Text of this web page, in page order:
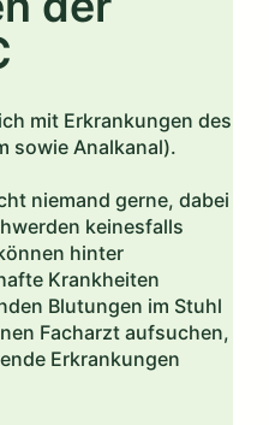
mit Erkrankungen des
sowie Analkanal).
niemand gerne, dabei
keinesfalls
hinter
Krankheiten
Blutungen im Stuhl
Facharzt aufsuchen,
Erkrankungen